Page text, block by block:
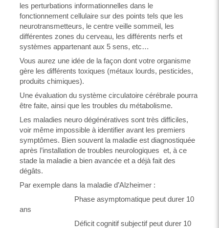
les perturbations informationnelles dans le
fonctionnement cellulaire sur des points tels que les
neurotransmetteurs, le centre veille sommeil, les
différentes zones du cerveau, les différents nerfs et
systèmes appartenant aux 5 sens, etc…
Vous aurez une idée de la façon dont votre organisme
gère les différents toxiques (métaux lourds, pesticides,
produits chimiques).
Une évaluation du système circulatoire cérébrale pourra
être faite, ainsi que les troubles du métabolisme.
Les maladies neuro dégénératives sont très difficiles,
voir même impossible à identifier avant les premiers
symptômes. Bien souvent la maladie est diagnostiquée
après l’installation de troubles neurologiques et, à ce
stade la maladie a bien avancée et a déjà fait des
dégâts.
Par exemple dans la maladie d’Alzheimer :
Phase asymptomatique peut durer 10
ans
Déficit cognitif subjectif peut durer 10